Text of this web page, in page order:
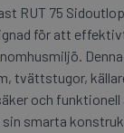
RUT 75
för att
tvättstugor,
och
sin smarta